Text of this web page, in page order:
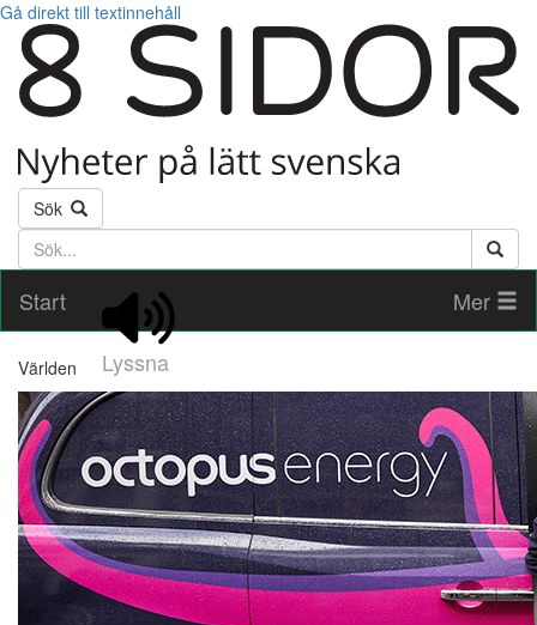
Gå direkt till textinnehåll
Sök
Söktext
Start
Lyssna
Mer
Världen